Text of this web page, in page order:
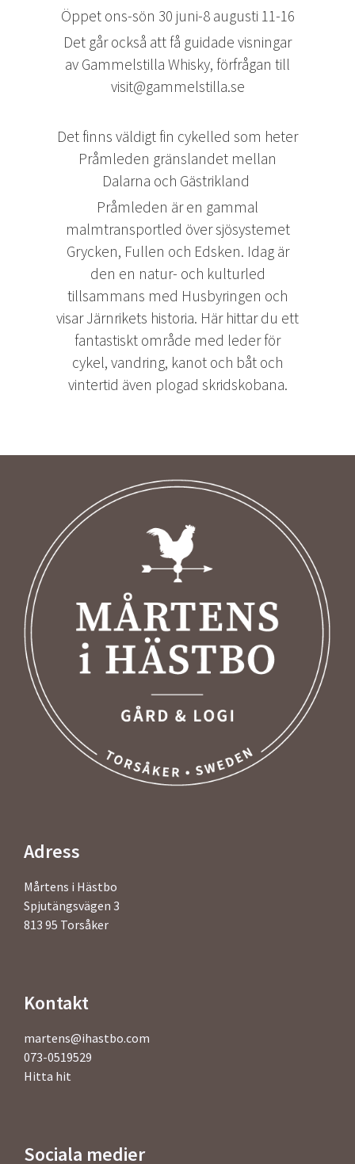
Öppet ons-sön 30 juni-8 augusti 11-16
Det går också att få guidade visningar
av Gammelstilla Whisky, förfrågan till
visit@gammelstilla.se
Det finns väldigt fin cykelled som heter
Pråmleden gränslandet mellan
Dalarna och Gästrikland
Pråmleden är en gammal
malmtransportled över sjösystemet
Grycken, Fullen och Edsken. Idag är
den en natur- och kulturled
tillsammans med Husbyringen och
visar Järnrikets historia. Här hittar du ett
fantastiskt område med leder för
cykel, vandring, kanot och båt och
vintertid även plogad skridskobana.
Adress
Mårtens i Hästbo
Spjutängsvägen 3
813 95 Torsåker
Kontakt
martens@ihastbo.com
073-0519529
Hitta hit
Sociala medier